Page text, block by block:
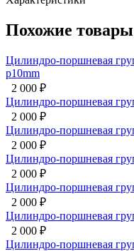
Похожие товары
Цилиндро-поршневая
p10mm
2 000 ₽
Цилиндро-поршневая
2 000 ₽
Цилиндро-поршневая
2 000 ₽
Цилиндро-поршневая
2 000 ₽
Цилиндро-поршневая
2 000 ₽
Цилиндро-поршневая
2 000 ₽
Цилиндро-поршневая